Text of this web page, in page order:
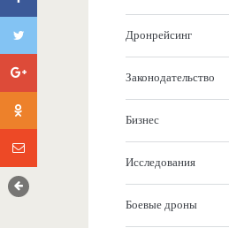
Дронрейсинг
Законодательство
Бизнес
Исследования
Боевые дроны